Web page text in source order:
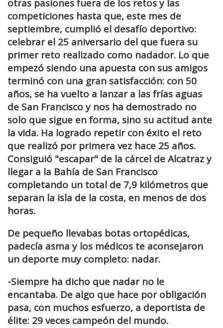
otras pasiones fuera de los retos y las
competiciones hasta que, este mes de
septiembre, cumplió el desafío deportivo:
celebrar el 25 aniversario del que fuera su
primer reto realizado como nadador. Lo que
empezó siendo una apuesta con sus amigos
terminó con una gran satisfacción: con 50
años, se ha vuelto a lanzar a las frías aguas
de San Francisco y nos ha demostrado no
solo que sigue en forma, sino su actitud ante
la vida. Ha logrado repetir con éxito el reto
que realizó por primera vez hace 25 años.
Consiguió "escapar" de la cárcel de Alcatraz y
llegar a la Bahía de San Francisco
completando un total de 7,9 kilómetros que
separan la isla de la costa, en menos de dos
horas.
De pequeño llevabas botas ortopédicas,
padecía asma y los médicos te aconsejaron
un deporte muy completo: nadar.
-Siempre ha dicho que nadar no le
encantaba. De algo que hace por obligación
pasa, con muchos esfuerzo, a deportista de
élite: 29 veces campeón del mundo.